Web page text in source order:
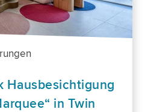
Hausbesichtigung
in Twin